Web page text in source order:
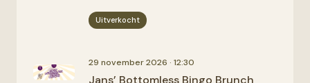
Uitverkocht
29 november 2026 · 12:30